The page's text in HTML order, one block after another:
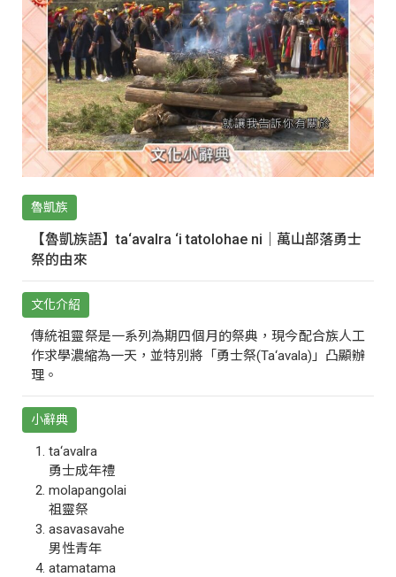
魯凱族
【魯凱族語】ta‘avalra ‘i tatolohae ni｜萬山部落勇士
祭的由來
文化介紹
傳統祖靈祭是一系列為期四個月的祭典，現今配合族人工
作求學濃縮為一天，並特別將「勇士祭(Ta‘avala)」凸顯辦
理。
小辭典
ta‘avalra
勇士成年禮
molapangolai
祖靈祭
asavasavahe
男性青年
atamatama